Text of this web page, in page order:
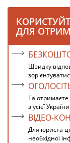
ДЛЯ
Швидку
Та отримаєте
з усієї
ВІДЕО-
Для юриста
необхідної